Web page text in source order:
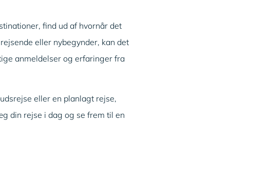
find ud af hvornår det
eller nybegynder, kan det
anmeldelser og erfaringer fra
eller en planlagt rejse,
din rejse i dag og se frem til en